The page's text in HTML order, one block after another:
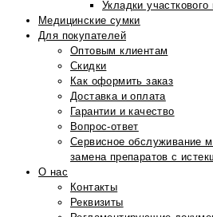
Укладки участкового
Медицинские сумки
Для покупателей
Оптовым клиентам
Скидки
Как оформить заказ
Доставка и оплата
Гарантии и качество
Вопрос-ответ
Сервисное обслуживание
замена препаратов с
О нас
Контакты
Реквизиты